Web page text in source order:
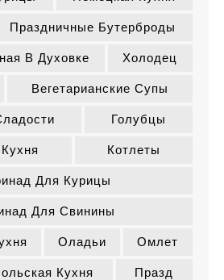
Праздничные Бутерброды
В Духовке Холодец
Вегетарианские Супы
Голубцы
Котлеты
Для Курицы
Для Свинины
Оладьи Омлет
Кухня Празд